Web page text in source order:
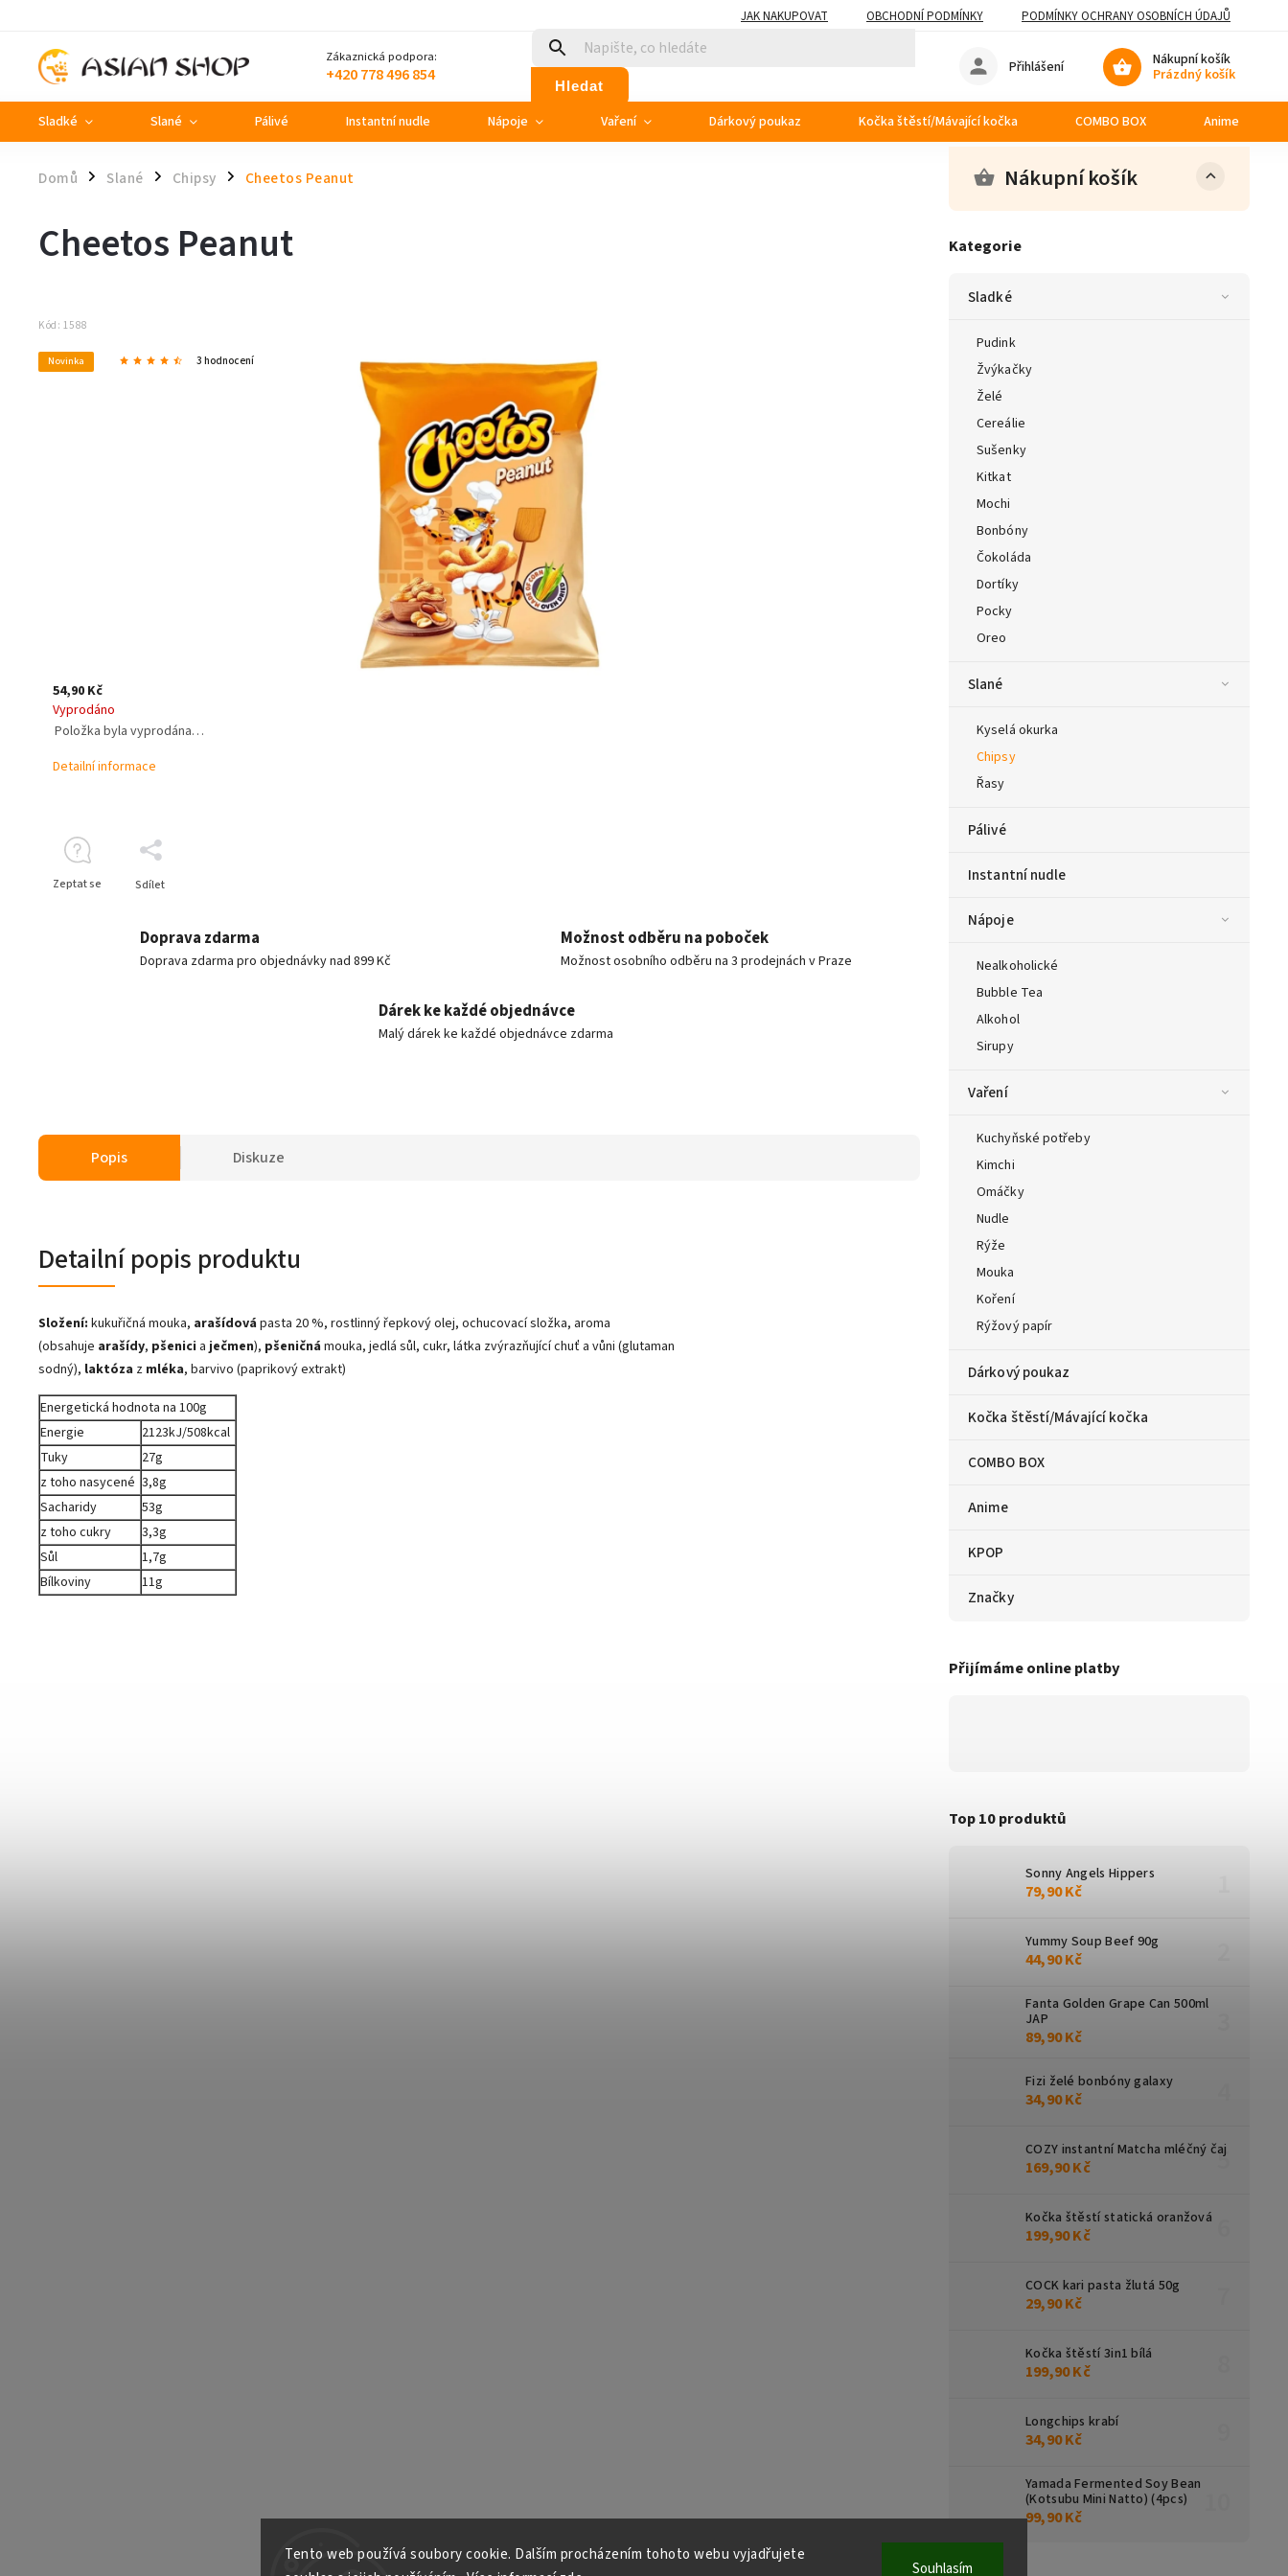
Tento web používá soubory cookie. Dalším procházením tohoto webu vyjadřujete
Souhlasím
JAK NAKUPOVAT OBCHODNÍ PODMÍNKY PODMÍNKY OCHRANY OSOBNÍCH ÚDAJŮ
Zákaznická podpora:
+420 778 496 854 Hledat
Nákupní košík
Prázdný košík
Přihlášení
Sladké Slané Pálivé Instantní nudle Nápoje Vaření Dárkový poukaz Kočka štěstí/Mávající kočka COMBO BOX Anime
Domů / Slané / Chipsy / Cheetos Peanut Nákupní košík
Kategorie
Sladké
Pudink
Žvýkačky
Želé
Cereálie
Sušenky
Kitkat
Mochi
Bonbóny
Čokoláda
Dortíky
Pocky
Oreo
Slané
Kyselá okurka
Chipsy
Řasy
Pálivé
Instantní nudle
Nápoje
Nealkoholické
Bubble Tea
Alkohol
Sirupy
Vaření
Kuchyňské potřeby
Kimchi
Omáčky
Nudle
Rýže
Mouka
Koření
Rýžový papír
Dárkový poukaz
Kočka štěstí/Mávající kočka
COMBO BOX
Anime
KPOP
Značky
Přijímáme online platby
Top 10 produktů
Sonny Angels Hippers
79,90 Kč
Yummy Soup Beef 90g
44,90 Kč
Fanta Golden Grape Can 500ml
JAP
89,90 Kč
Fizi želé bonbóny galaxy
34,90 Kč
COZY instantní Matcha mléčný čaj
169,90 Kč
Kočka štěstí statická oranžová
199,90 Kč
COCK kari pasta žlutá 50g
29,90 Kč
Kočka štěstí 3in1 bílá
199,90 Kč
Longchips krabí
34,90 Kč
Yamada Fermented Soy Bean
(Kotsubu Mini Natto) (4pcs)
99,90 Kč
Cheetos Peanut
Kód: 1588
Novinka 3 hodnocení
54,90 Kč
Vyprodáno
Položka byla vyprodána…
Detailní informace
Zeptat se Sdílet
Doprava zdarma
Doprava zdarma pro objednávky nad 899 Kč
Možnost odběru na poboček
Možnost osobního odběru na 3 prodejnách v Praze
Dárek ke každé objednávce
Malý dárek ke každé objednávce zdarma
Popis Diskuze
Detailní popis produktu
Složení: kukuřičná mouka, arašídová pasta 20 %, rostlinný řepkový olej, ochucovací složka, aroma
(obsahuje arašídy, pšenici a ječmen), pšeničná mouka, jedlá sůl, cukr, látka zvýrazňující chuť a vůni (glutaman
sodný), laktóza z mléka, barvivo (paprikový extrakt)
Energetická hodnota na 100g
Energie
2123kJ/508kcal
Tuky
27g
z toho nasycené 3,8g
Sacharidy
53g
z toho cukry
3,3g
Sůl
1,7g
Bílkoviny
11g